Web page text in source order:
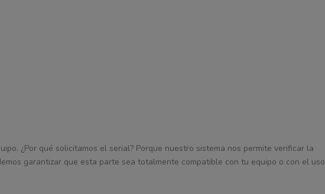
¿Por qué solicitamos el serial? Porque nuestro sistema nos permite verificar la
garantizar que esta parte sea totalmente compatible con tu equipo o con el uso